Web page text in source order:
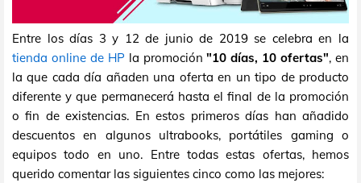
Entre los días 3 y 12 de junio de 2019 se celebra en la
tienda online de HP la promoción"10 días, 10 ofertas", en
la que cada día añaden una oferta en un tipo de producto
diferente y que permanecerá hasta el final de la promoción
o fin de existencias. En estos primeros días han añadido
descuentos en algunos ultrabooks, portátiles gaming o
equipos todo en uno. Entre todas estas ofertas, hemos
querido comentar las siguientes cinco como las mejores: